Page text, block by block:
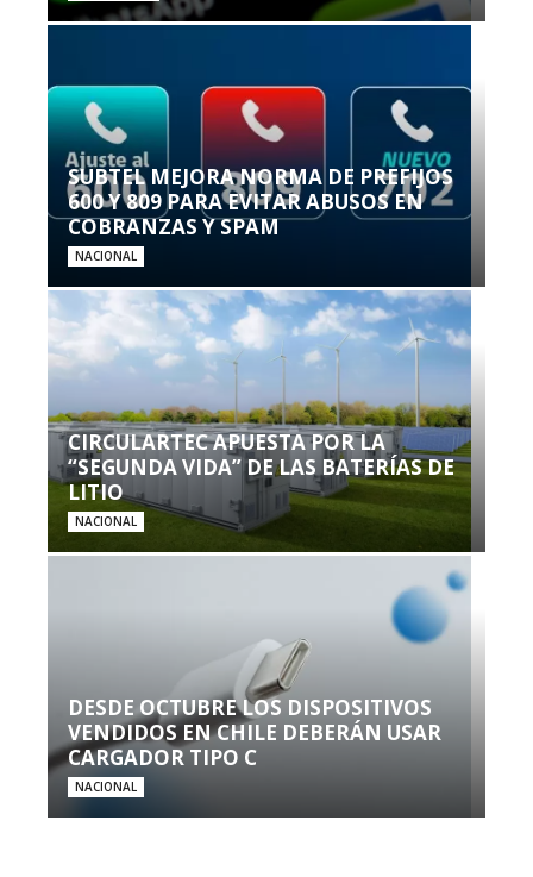
SUBTEL MEJORA NORMA DE PREFIJOS
600 Y 809 PARA EVITAR ABUSOS EN
COBRANZAS Y SPAM
NACIONAL
CIRCULARTEC APUESTA POR LA
“SEGUNDA VIDA” DE LAS BATERÍAS DE
LITIO
NACIONAL
DESDE OCTUBRE LOS DISPOSITIVOS
VENDIDOS EN CHILE DEBERÁN USAR
CARGADOR TIPO C
NACIONAL